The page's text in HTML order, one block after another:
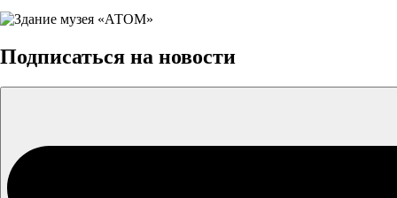
Подписаться на новости